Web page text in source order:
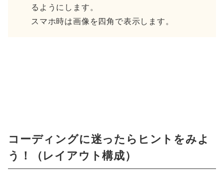
るようにします。
スマホ時は画像を四角で表示します。
コーディングに迷ったらヒントをみよ
う！（レイアウト構成）